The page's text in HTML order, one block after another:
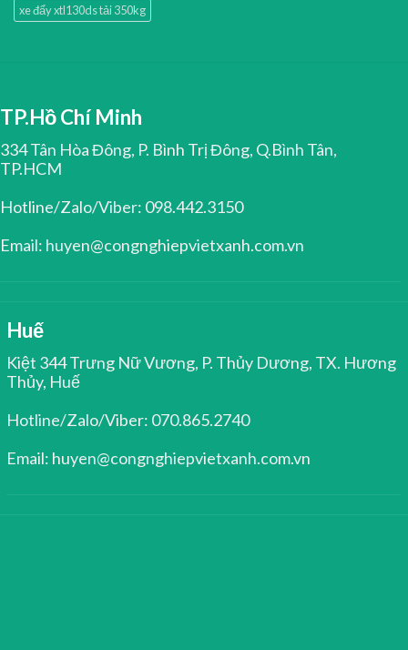
xe đẩy xtl130ds tải 350kg
TP.Hồ Chí Minh
334 Tân Hòa Đông, P. Bình Trị Đông, Q.Bình Tân,
TP.HCM
Hotline/Zalo/Viber: 098.442.3150
Email: huyen@congnghiepvietxanh.com.vn
Huế
Kiệt 344 Trưng Nữ Vương, P. Thủy Dương, TX. Hương
Thủy, Huế
Hotline/Zalo/Viber: 070.865.2740
Email: huyen@congnghiepvietxanh.com.vn